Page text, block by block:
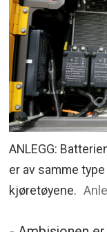
ANLEGG:
er av samme
kjøretøyene.